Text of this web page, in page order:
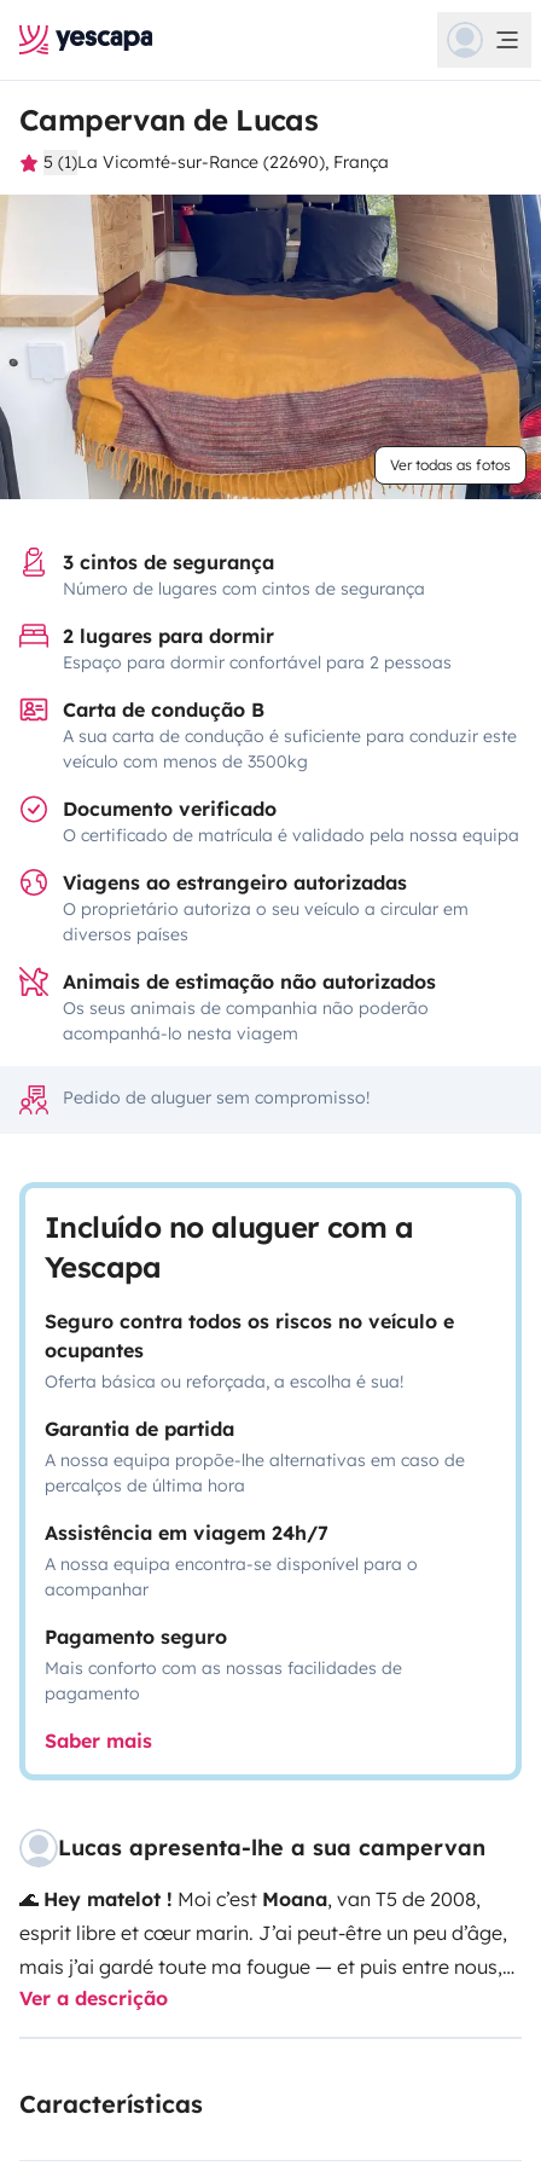
Campervan de Lucas
5 (1)La Vicomté-sur-Rance (22690), França
Ver todas as fotos
3 cintos de segurança
Número de lugares com cintos de segurança
2 lugares para dormir
Espaço para dormir confortável para 2 pessoas
Carta de condução B
A sua carta de condução é suficiente para conduzir este
veículo com menos de 3500kg
Documento verificado
O certificado de matrícula é validado pela nossa equipa
Viagens ao estrangeiro autorizadas
O proprietário autoriza o seu veículo a circular em
diversos países
Animais de estimação não autorizados
Os seus animais de companhia não poderão
acompanhá-lo nesta viagem
Pedido de aluguer sem compromisso!
Incluído no aluguer com a
Yescapa
Seguro contra todos os riscos no veículo e
ocupantes
Oferta básica ou reforçada, a escolha é sua!
Garantia de partida
A nossa equipa propõe-lhe alternativas em caso de
percalços de última hora
Assistência em viagem 24h/7
A nossa equipa encontra-se disponível para o
acompanhar
Pagamento seguro
Mais conforto com as nossas facilidades de
pagamento
Saber mais
Lucas apresenta-lhe a sua campervan
🌊 Hey matelot ! Moi c’est Moana, van T5 de 2008,
esprit libre et cœur marin. J’ai peut-être un peu d’âge,
mais j’ai gardé toute ma fougue — et puis entre nous,
les gadgets high-tech c’est surfait. Moi, je t’emmène à
l’essentiel : la route, la nature, et la liberté.J’ai été
oignons, ambiancecabanon de plage mobile
Ver a descrição
Características